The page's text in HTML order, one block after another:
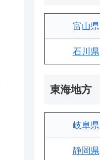
富山県
石川県
東海地方
岐阜県
静岡県